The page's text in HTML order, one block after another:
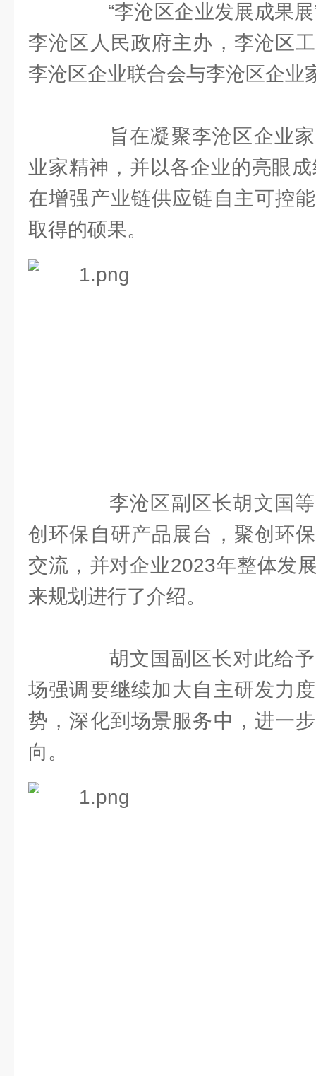
“李沧区企业发展成果展
李沧区人民政府主办，李沧区
李沧区企业联合会与李沧区企业
旨在凝聚李沧区企业家
业家精神，并以各企业的亮眼
在增强产业链供应链自主可控
取得的硕果。
李沧区副区长胡文国等
创环保自研产品展台，聚创环
交流，并对企业2023年整体发
来规划进行了介绍。
胡文国副区长对此给予
场强调要继续加大自主研发力
势，深化到场景服务中，进一
向。